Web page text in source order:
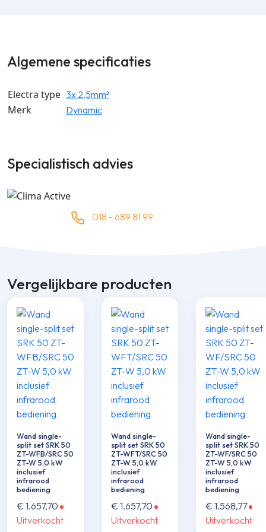
Algemene specificaties
Electra type 3x 2,5mm²
Merk Dynamic
Specialistisch advies
018 - 689 81 99
Vergelijkbare producten
Wand single-
split set SRK 50
ZT-WFB/SRC 50
ZT-W 5,0 kW
inclusief
infrarood
bediening
€ 1.657,70
Uitverkocht
Wand single-
split set SRK 50
ZT-WFT/SRC 50
ZT-W 5,0 kW
inclusief
infrarood
bediening
€ 1.657,70
Uitverkocht
Wand single-
split set SRK 50
ZT-WF/SRC 50
ZT-W 5,0 kW
inclusief
infrarood
bediening
€ 1.568,77
Uitverkocht